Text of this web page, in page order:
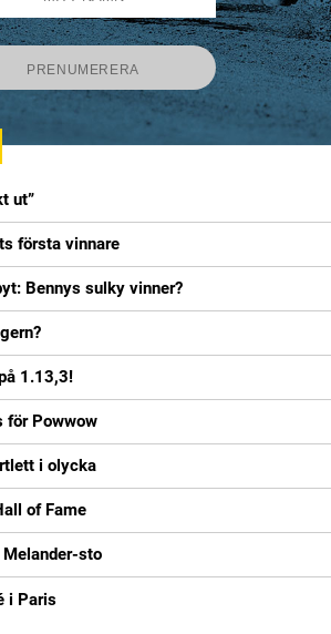
ut”
första vinnare
Bennys sulky vinner?
1.13,3!
för Powwow
i olycka
of Fame
Melander-sto
i Paris